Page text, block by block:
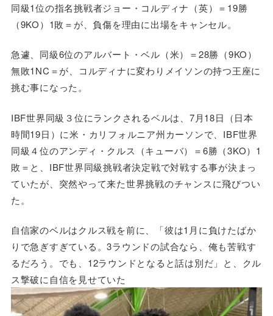
同級1位の指名挑戦者ジョー・コルディナ（英）＝19勝
（9KO）1敗＝が、負傷を理由に出場をキャンセル。
急遽、同級6位のアルバート・ベル（米）＝28勝（9KO）
無敗1NC＝が、コルディナに変わりメイソンの持つ王座に
挑む事になった。
IBF世界同級３位にランクされるベルは、7月18日（日本
時間19日）に米・カリフォルニア州カーソンで、IBF世界
同級４位のアンディ・クルス（キューバ）＝6勝（3KO）1
敗＝と、IBF世界同級挑戦者決定戦で対戦する事が決まっ
ていたが、突然やって来た世界挑戦のチャンスに飛びつい
た。
自信家のベルはクルス戦を前に、「彼は1月に負けたばか
りで急ぎすぎている。3ラウンドの試合なら、俺も苦戦す
るだろう。でも、12ラウンドとなると話は別だ」と、クル
ス撃破に自信を見せていた